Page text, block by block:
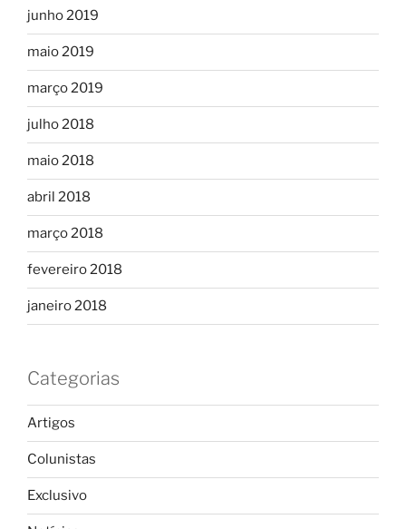
junho 2019
maio 2019
março 2019
julho 2018
maio 2018
abril 2018
março 2018
fevereiro 2018
janeiro 2018
Categorias
Artigos
Colunistas
Exclusivo